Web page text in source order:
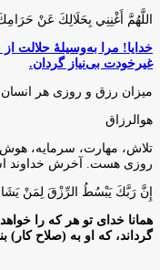
اللَّهُمَّ أَغْنِنِي بِحَلَالِكَ عَنْ
خدایا! مرا به‌وسیلۀ حلالت
غیرخودت بی‌نیاز گردان.
میزان رزق و روزی هر انسان
هوالرزاق
تلاش، مهارت، سرمايه،
روزى هست. آخرش خداوند
إِنَّ رَبَّكَ يَبْسُطُ الرِّزْقَ لِمَنْ يَشَاءُ
همانا خدای تو هر که را
گرداند، که او به (صلاح کار)